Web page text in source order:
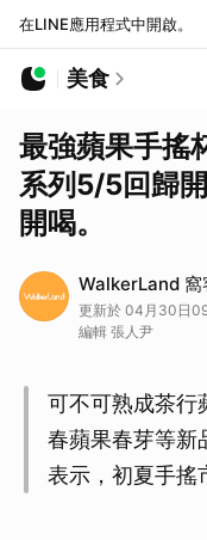
在LINE應用程式中開啟。
美食
最強蘋果手搖
系列5/5回歸
開喝。
WalkerLand 窩
更新於 04月30日
編輯 張人尹
可不可熟成茶行
春蘋果春芽等新
表示，初夏手搖